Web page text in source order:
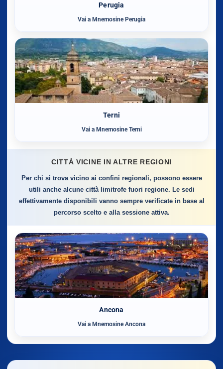
Perugia
Vai a Mnemosine Perugia
Terni
Vai a Mnemosine Terni
CITTÀ VICINE IN ALTRE REGIONI
Per chi si trova vicino ai confini regionali, possono essere
utili anche alcune città limitrofe fuori regione. Le sedi
effettivamente disponibili vanno sempre verificate in base al
percorso scelto e alla sessione attiva.
Ancona
Vai a Mnemosine Ancona